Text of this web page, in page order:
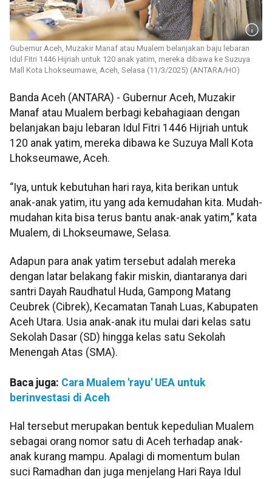
Gubernur Aceh, Muzakir Manaf atau Mualem belanjakan baju lebaran
Idul Fitri 1446 Hijriah untuk 120 anak yatim, mereka dibawa ke Suzuya
Mall Kota Lhokseumawe, Aceh, Selasa (11/3/2025) (ANTARA/HO)
Banda Aceh (ANTARA) - Gubernur Aceh, Muzakir
Manaf atau Mualem berbagi kebahagiaan dengan
belanjakan baju lebaran Idul Fitri 1446 Hijriah untuk
120 anak yatim, mereka dibawa ke Suzuya Mall Kota
Lhokseumawe, Aceh.
“Iya, untuk kebutuhan hari raya, kita berikan untuk
anak-anak yatim, itu yang ada kemudahan kita. Mudah-
mudahan kita bisa terus bantu anak-anak yatim,” kata
Mualem, di Lhokseumawe, Selasa.
Adapun para anak yatim tersebut adalah mereka
dengan latar belakang fakir miskin, diantaranya dari
santri Dayah Raudhatul Huda, Gampong Matang
Ceubrek (Cibrek), Kecamatan Tanah Luas, Kabupaten
Aceh Utara. Usia anak-anak itu mulai dari kelas satu
Sekolah Dasar (SD) hingga kelas satu Sekolah
Menengah Atas (SMA).
Baca juga: Cara Mualem 'rayu' UEA untuk
berinvestasi di Aceh
Hal tersebut merupakan bentuk kepedulian Mualem
sebagai orang nomor satu di Aceh terhadap anak-
anak kurang mampu. Apalagi di momentum bulan
suci Ramadhan dan juga menjelang Hari Raya Idul